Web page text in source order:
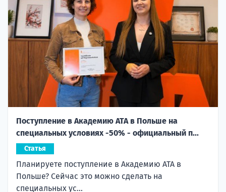
Поступление в Академию ATA в Польше на
специальных условиях -50% - официальный п...
Статья
Планируете поступление в Академию ATA в
Польше? Сейчас это можно сделать на
специальных ус...